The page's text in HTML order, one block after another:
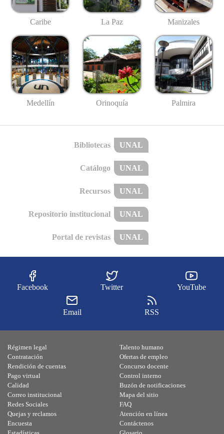
Caribe La Paz Manizales
Medellín Orinoquía Palmira
Bibliotecas UNAL
Catálogo UNAL
Recursos UNAL
Repositorio institucional UNAL
Portal de revistas UNAL
Facebook Twitter YouTube
Email RSS
Régimen legal
Contratación
Rendición de cuentas
Pago virtual
Calidad
Talento humano
Ofertas de empleo
Concurso docente
Control interno
Buzón de notificaciones
Correo institucional
Redes Sociales
Quejas y reclamos
Encuesta
Mapa del sitio
FAQ
Atención en línea
Contáctenos